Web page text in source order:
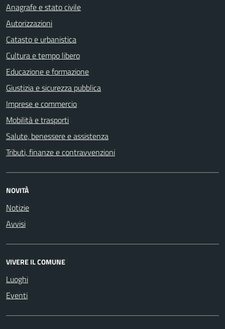
Anagrafe e stato civile
Autorizzazioni
Catasto e urbanistica
Cultura e tempo libero
Educazione e formazione
Giustizia e sicurezza pubblica
Imprese e commercio
Mobilità e trasporti
Salute, benessere e assistenza
Tributi, finanze e contravvenzioni
NOVITÀ
Notizie
Avvisi
VIVERE IL COMUNE
Luoghi
Eventi